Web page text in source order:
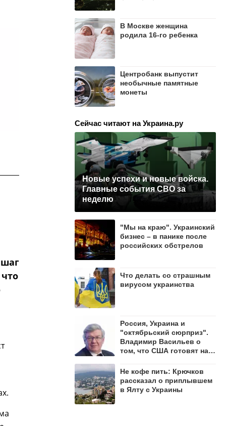
В Москве женщина
родила 16-го ребенка
Центробанк выпустит
необычные памятные
монеты
Сейчас читают на Украина.ру
Новые успехи и новые войска.
Главные события СВО за
неделю
"Мы на краю". Украинский
бизнес – в панике после
российских обстрелов
Что делать со страшным
вирусом украинства
Россия, Украина и
"октябрьский сюрприз".
Владимир Васильев о
том, что США готовят на
Не кофе пить: Крючков
рассказал о приплывшем
в Ялту с Украины